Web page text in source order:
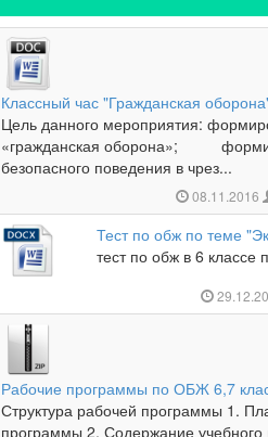
Классный час "Гражданская
Цель данного мероприятия:
«гражданская оборона»;
безопасного поведения в чрез...
08.11.2016
Тест по обж по теме
тест по обж в 6 классе
Рабочие программы по ОБЖ 6,7
Структура рабочей программы 1.
программы 2. Содержание